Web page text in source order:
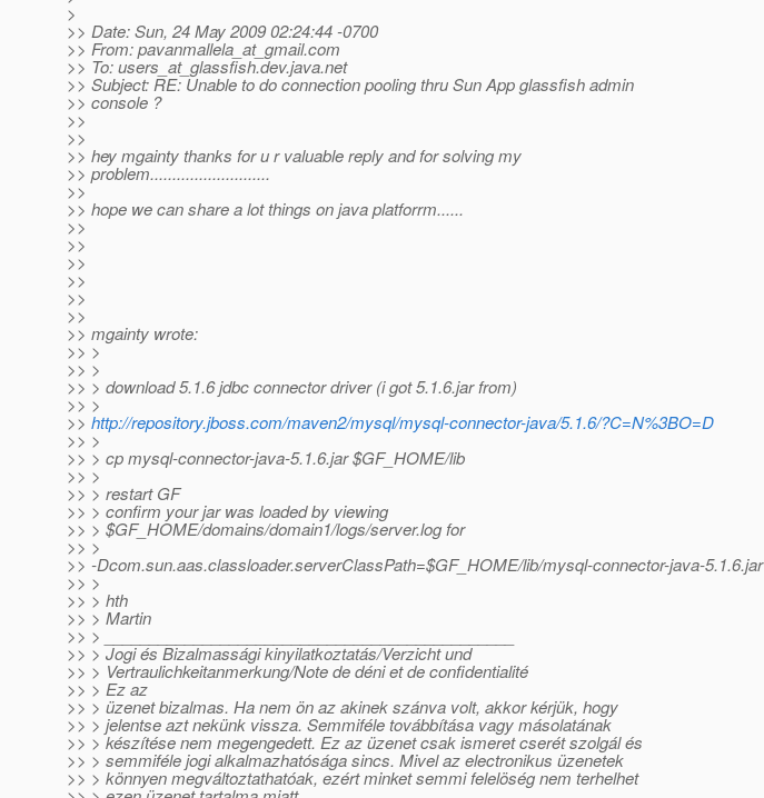
>
>> Date: Sun, 24 May 2009 02:24:44 -0700
>> From: pavanmallela_at_gmail.com
>> To: users_at_glassfish.dev.java.net
>> Subject: RE: Unable to do connection pooling thru Sun App glassfish admin
>> console ?
>>
>>
>> hey mgainty thanks for u r valuable reply and for solving my
>> problem...........................
>>
>> hope we can share a lot things on java platforrm......
>>
>>
>>
>>
>>
>>
>> mgainty wrote:
>> >
>> >
>> > download 5.1.6 jdbc connector driver (i got 5.1.6.jar from)
>> >
>> http://repository.jboss.com/maven2/mysql/mysql-connector-java/5.1.6/?C=N%3BO=D
>> >
>> > cp mysql-connector-java-5.1.6.jar $GF_HOME/lib
>> >
>> > restart GF
>> > confirm your jar was loaded by viewing
>> > $GF_HOME/domains/domain1/logs/server.log for
>> >
>> -Dcom.sun.aas.classloader.serverClassPath=$GF_HOME/lib/mysql-connector-java-5.1.6.jar
>> >
>> > hth
>> > Martin
>> > ______________________________________________
>> > Jogi és Bizalmassági kinyilatkoztatás/Verzicht und
>> > Vertraulichkeitanmerkung/Note de déni et de confidentialité
>> > Ez az
>> > üzenet bizalmas. Ha nem ön az akinek szánva volt, akkor kérjük, hogy
>> > jelentse azt nekünk vissza. Semmiféle továbbítása vagy másolatának
>> > készítése nem megengedett. Ez az üzenet csak ismeret cserét szolgál és
>> > semmiféle jogi alkalmazhatósága sincs. Mivel az electronikus üzenetek
>> > könnyen megváltoztathatóak, ezért minket semmi felelöség nem terhelhet